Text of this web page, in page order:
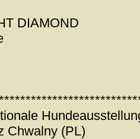
DIAMOND
Chwalny (PL)